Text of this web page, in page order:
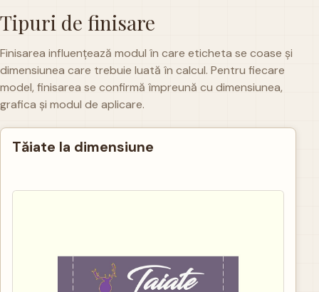
Tipuri de finisare
Finisarea influențează modul în care eticheta se coase și
dimensiunea care trebuie luată în calcul. Pentru fiecare
model, finisarea se confirmă împreună cu dimensiunea,
grafica și modul de aplicare.
Tăiate la dimensiune